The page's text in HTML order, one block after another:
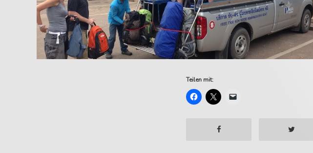
Teilen mit: